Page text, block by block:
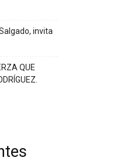
invita
QUE